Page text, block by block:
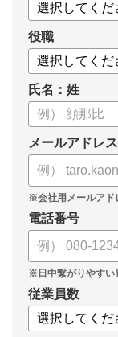
役職
氏名：姓
メールアドレス
電話番号
従業員数